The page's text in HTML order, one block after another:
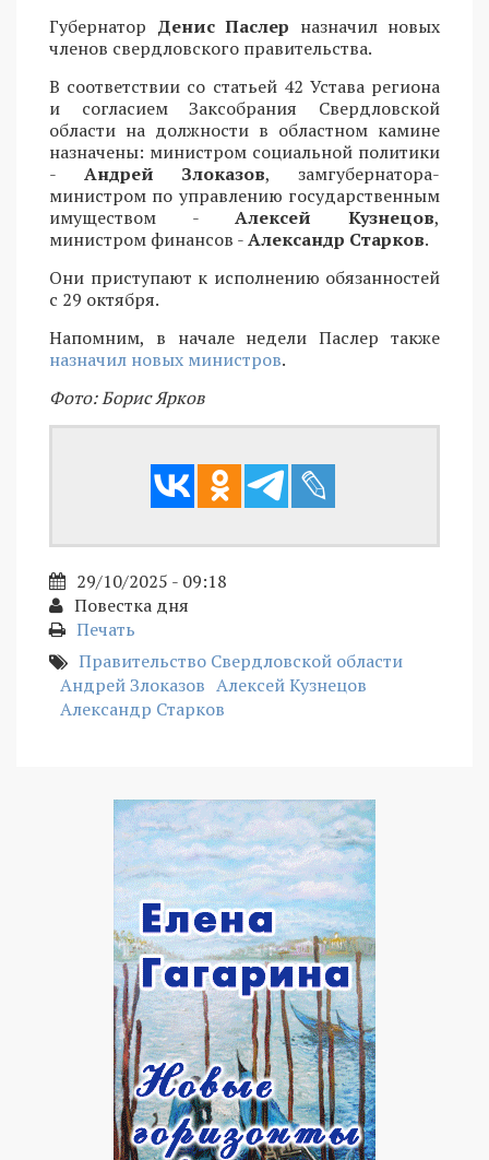
Губернатор Денис Паслер назначил новых
членов свердловского правительства.
В соответствии со статьей 42 Устава региона
и согласием Заксобрания Свердловской
области на должности в областном камине
назначены: министром социальной политики
- Андрей Злоказов, замгубернатора-
министром по управлению государственным
имуществом -Алексей Кузнецов,
министром финансов -Александр Старков.
Они приступают к исполнению обязанностей
с 29 октября.
Напомним, в начале недели Паслер также
назначил новых министров.
Фото: Борис Ярков
29/10/2025 - 09:18
Повестка дня
Печать
Правительство Свердловской области
Андрей Злоказов Алексей Кузнецов
Александр Старков